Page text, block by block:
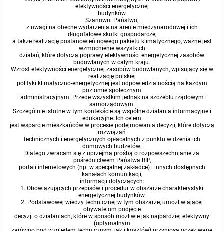
Protokoły z posiedzeń sesji 2018
Protokoły z posiedzeń sesji 2017
Protokoły z posiedzeń sesji 2017
Protokoły z posiedzeń sesji 2016
Protokoły z posiedzeń sesji 2015
Protokoły z posiedzeń sesji 2014
Protokoły z posiedzeń sesji 2013
Protokoły z posiedzeń sesji 2012
Zespół Szkolno-Przedszkolny w Chocianowicach
Zespół Szkolno-Przedszkolny w Lasowicach Wielkich
Zarządzenia Wójta Gminy w 2010 roku
Zarządzenia Wójta Gminy w 2011 r.
Zarządzenia Wójta do 2007
Zarządzenia w 2008 roku
Zarządzenia w 2009
Formularze na podatki lokalne obowiązujące od 1 lipca 2019 r.
Umorzenia
Oświadczenia majątkowe radnych i pracowników
Obwieszczenia i ogłoszenia
Informacje publiczne archiwalne
Informacje o środowisku
Ogłoszenia o naborze
Oświadczenia kandydata
Informacja o wynikach naboru
Ochrona Środowiska
Publicznie dostępny wykaz danych o środowisku
Rejestr działalności regulowanej
Roczne sprawozdania z gospodarki odpadami
Analiza stanu gospodarki odpadami
Kontrole
Przetargi
Platforma e-Zamówienia
Ogłoszenia dodatkowe
Gminna Ewidencja Zabytków Gminy Lasowice Wielkie
Planowanie i zagospodarowanie przestrzenne
efektywności energetycznej
budynków
Szanowni Państwo,
z uwagi na obecne wydarzenia na arenie międzynarodowej i ich
długofalowe skutki gospodarcze,
a także realizację postanowień nowego pakietu klimatycznego, ważne jest
wzmocnienie wszystkich
działań, które dotyczą poprawy efektywności energetycznej zasobów
budowlanych w całym kraju.
Wzrost efektywności energetycznej zasobów budowlanych, wpisujący się w
realizację polskiej
polityki klimatyczno-energetycznej jest odpowiedzialnością na każdym
poziomie społecznym
i administracyjnym. Przede wszystkim jednak na szczeblu rządowym i
samorządowym.
Szczególnie istotne w tym kontekście są wspólne działania informacyjne i
edukacyjne. Ich celem
jest wsparcie mieszkańców w procesie podejmowania decyzji, które dotyczą
rozwiązań
technicznych i energetycznych opłacalnych z punktu widzenia ich
domowych budżetów.
Dlatego zwracam się z uprzejmą prośbą o rozpowszechnianie za
pośrednictwem Państwa BIP,
portali internetowych (np. w specjalnej zakładce) i innych dostępnych
kanałach komunikacji,
informacji dotyczących:
1. Obowiązujących przepisów i procedur w obszarze charakterystyki
energetycznej budynków.
2. Podstawowej wiedzy technicznej w tym obszarze, umożliwiającej
obywatelom podjęcie
decyzji o działaniach, które w sposób możliwie jak najbardziej efektywny
(optymalnym